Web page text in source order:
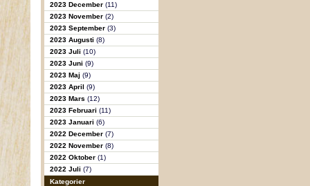
2023 December (11)
2023 November (2)
2023 September (3)
2023 Augusti (8)
2023 Juli (10)
2023 Juni (9)
2023 Maj (9)
2023 April (9)
2023 Mars (12)
2023 Februari (11)
2023 Januari (6)
2022 December (7)
2022 November (8)
2022 Oktober (1)
2022 Juli (7)
Kategorier